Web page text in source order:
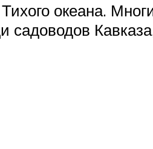
океана.
садоводов